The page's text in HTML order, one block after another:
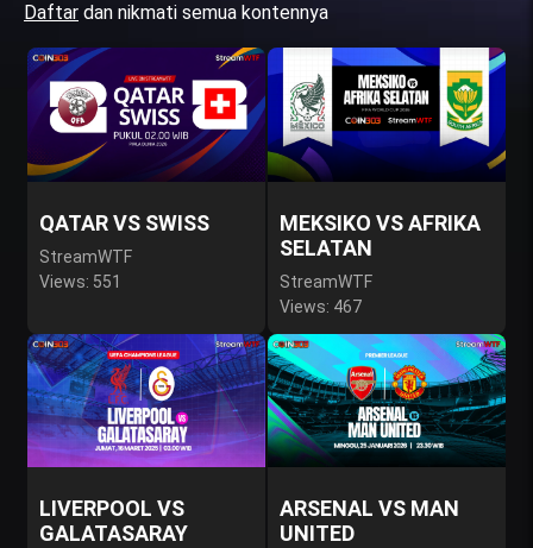
Daftar dan nikmati semua kontennya
QATAR VS SWISS
StreamWTF
Views: 551
MEKSIKO VS AFRIKA
SELATAN
StreamWTF
Views: 467
LIVERPOOL VS
GALATASARAY
ARSENAL VS MAN
UNITED